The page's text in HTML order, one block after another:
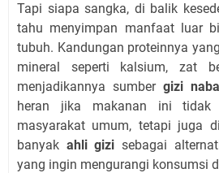
Tapi siapa sangka, di balik
tahu menyimpan manfaat luar
tubuh. Kandungan proteinnya
mineral seperti kalsium, zat
menjadikannya sumber gizi
heran jika makanan ini tidak
masyarakat umum, tetapi juga
banyak ahli gizi sebagai
yang ingin mengurangi konsumsi